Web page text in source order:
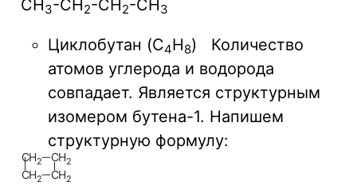
CH3-CH2-CH2-CH3
Циклобутан (C4H8) Количество
атомов углерода и водорода
совпадает. Является структурным
изомером бутена-1. Напишем
структурную формулу:
CH2 CH2
CH2
CH2